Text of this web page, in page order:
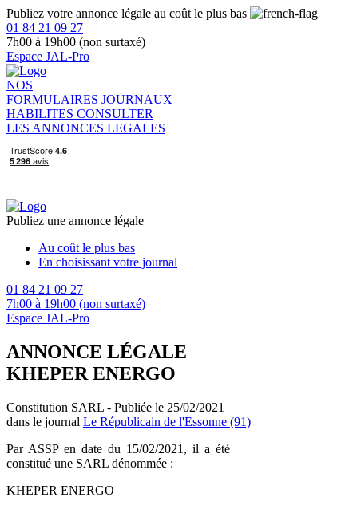
Publiez votre annonce légale au coût le plus bas
01 84 21 09 27
7h00 à 19h00 (non surtaxé)
Espace JAL-Pro
NOS
FORMULAIRES JOURNAUX
HABILITES CONSULTER
LES ANNONCES LEGALES
Publiez une annonce légale
Au coût le plus bas
En choisissant votre journal
01 84 21 09 27
7h00 à 19h00 (non surtaxé)
Espace JAL-Pro
ANNONCE LÉGALE
KHEPER ENERGO
Constitution SARL - Publiée le 25/02/2021
dans le journal Le Républicain de l'Essonne (91)
Par ASSP en date du 15/02/2021, il a été
constitué une SARL dénommée :
KHEPER ENERGO